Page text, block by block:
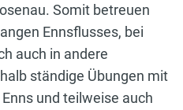
Somit betreuen
Ennsflusses, bei
auch in andere
ständige Übungen mit
und teilweise auch